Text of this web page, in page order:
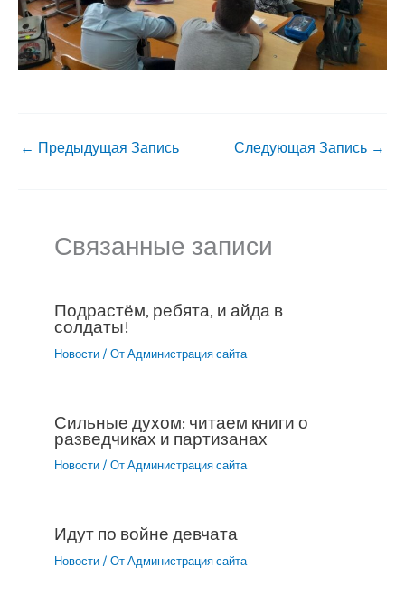
← Предыдущая Запись Следующая Запись →
Связанные записи
Подрастём, ребята, и айда в
солдаты!
Новости / От Администрация сайта
Сильные духом: читаем книги о
разведчиках и партизанах
Новости / От Администрация сайта
Идут по войне девчата
Новости / От Администрация сайта